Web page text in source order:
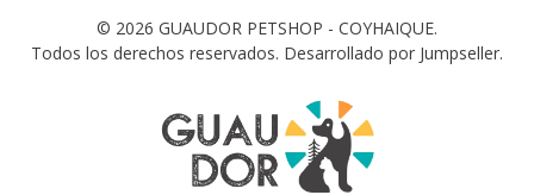
© 2026 GUAUDOR PETSHOP - COYHAIQUE.
Todos los derechos reservados. Desarrollado por Jumpseller.